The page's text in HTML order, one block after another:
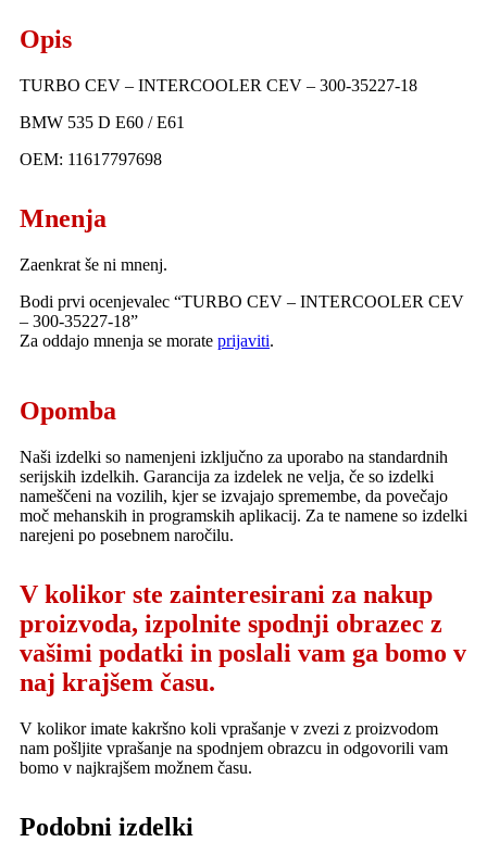
Opis
TURBO CEV – INTERCOOLER CEV – 300-35227-18
BMW 535 D E60 / E61
OEM: 11617797698
Mnenja
Zaenkrat še ni mnenj.
Bodi prvi ocenjevalec “TURBO CEV – INTERCOOLER CEV
– 300-35227-18”
Za oddajo mnenja se morate prijaviti.
Opomba
Naši izdelki so namenjeni izključno za uporabo na standardnih
serijskih izdelkih. Garancija za izdelek ne velja, če so izdelki
nameščeni na vozilih, kjer se izvajajo spremembe, da povečajo
moč mehanskih in programskih aplikacij. Za te namene so izdelki
narejeni po posebnem naročilu.
V kolikor ste zainteresirani za nakup
proizvoda, izpolnite spodnji obrazec z
vašimi podatki in poslali vam ga bomo v
naj krajšem času.
V kolikor imate kakršno koli vprašanje v zvezi z proizvodom
nam pošljite vprašanje na spodnjem obrazcu in odgovorili vam
bomo v najkrajšem možnem času.
Podobni izdelki